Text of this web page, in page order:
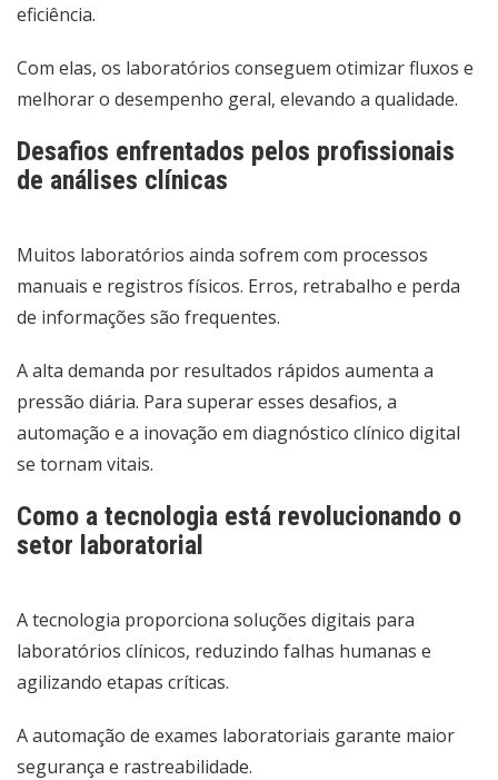
eficiência.
Com elas, os laboratórios conseguem otimizar fluxos e
melhorar o desempenho geral, elevando a qualidade.
Desafios enfrentados pelos profissionais
de análises clínicas
Muitos laboratórios ainda sofrem com processos
manuais e registros físicos. Erros, retrabalho e perda
de informações são frequentes.
A alta demanda por resultados rápidos aumenta a
pressão diária. Para superar esses desafios, a
automação e a inovação em diagnóstico clínico digital
se tornam vitais.
Como a tecnologia está revolucionando o
setor laboratorial
A tecnologia proporciona soluções digitais para
laboratórios clínicos, reduzindo falhas humanas e
agilizando etapas críticas.
A automação de exames laboratoriais garante maior
segurança e rastreabilidade.